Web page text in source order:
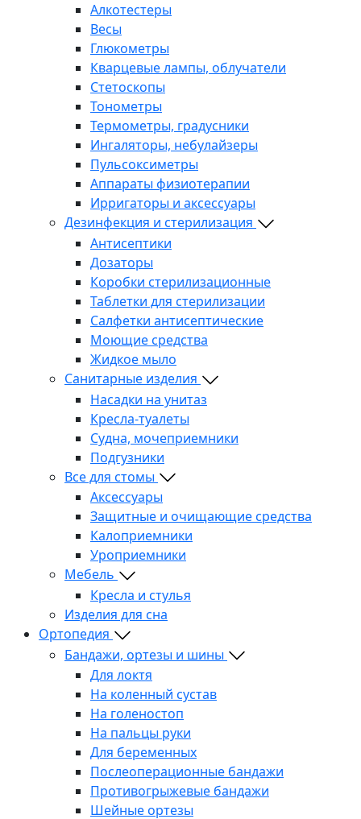
Алкотестеры
Весы
Глюкометры
Кварцевые лампы, облучатели
Стетоскопы
Тонометры
Термометры, градусники
Ингаляторы, небулайзеры
Пульсоксиметры
Аппараты физиотерапии
Ирригаторы и аксессуары
Дезинфекция и стерилизация
Антисептики
Дозаторы
Коробки стерилизационные
Таблетки для стерилизации
Салфетки антисептические
Моющие средства
Жидкое мыло
Санитарные изделия
Насадки на унитаз
Кресла-туалеты
Судна, мочеприемники
Подгузники
Все для стомы
Аксессуары
Защитные и очищающие средства
Калоприемники
Уроприемники
Мебель
Кресла и стулья
Изделия для сна
Ортопедия
Бандажи, ортезы и шины
Для локтя
На коленный сустав
На голеностоп
На пальцы руки
Для беременных
Послеоперационные бандажи
Противогрыжевые бандажи
Шейные ортезы